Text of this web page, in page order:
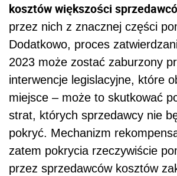
kosztów większości
przez nich z znacznej części
Dodatkowo, proces
2023 może zostać zaburzony
interwencje legislacyjne, które
miejsce – może to skutkować
strat, których sprzedawcy nie
pokryć. Mechanizm
zatem pokrycia rzeczywiście
przez sprzedawców kosztów